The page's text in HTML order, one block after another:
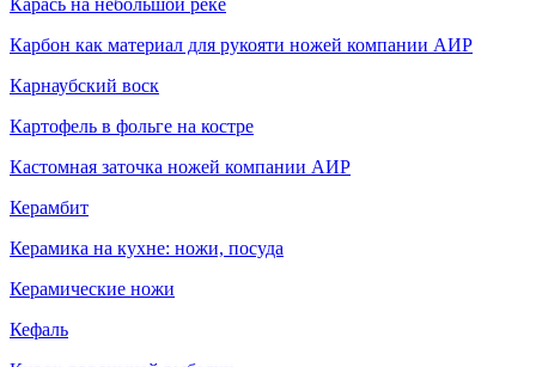
Карась на небольшой реке
Карбон как материал для рукояти ножей компании АИР
Карнаубский воск
Картофель в фольге на костре
Кастомная заточка ножей компании АИР
Керамбит
Керамика на кухне: ножи, посуда
Керамические ножи
Кефаль